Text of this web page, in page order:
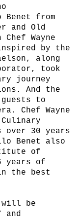
Benet from
and Old
Wayne
by the
along
took
journey
And the
to
Chef Wayne
over 30 years
Benet also
of
years of
the best
will be
and